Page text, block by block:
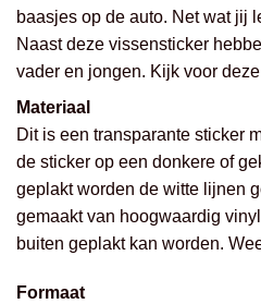
baasjes op de auto. Net wat jij
Naast deze vissensticker
vader en jongen. Kijk voor
Materiaal
Dit is een transparante sticker
de sticker op een donkere of
geplakt worden de witte lijnen
gemaakt van hoogwaardig
buiten geplakt kan worden.
Formaat